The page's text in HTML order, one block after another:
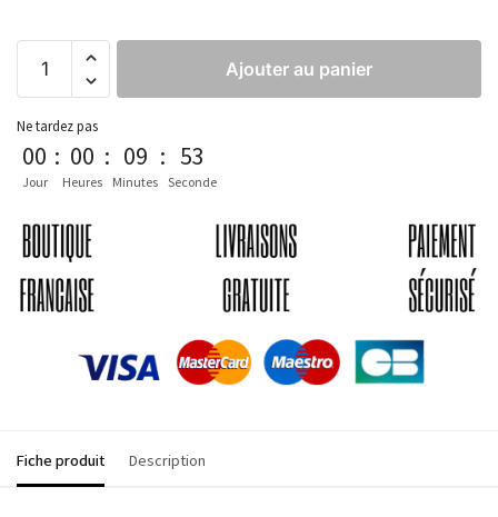
Ajouter au panier
Ne tardez pas
00
Jour
: 00
Heures
: 09
Minutes
: 53
Seconde
Fiche produit Description